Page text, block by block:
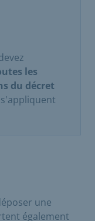
les
du décret
une
également